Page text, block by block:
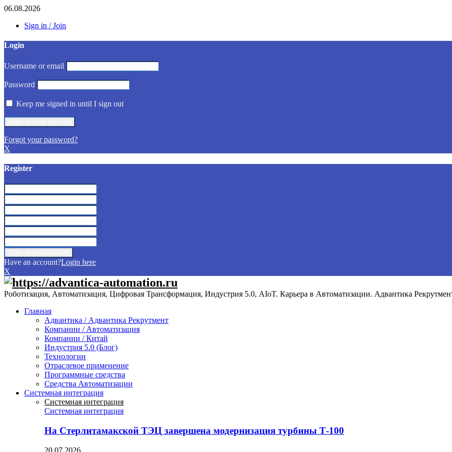
06.08.2026
Sign in / Join
Login
Username or email
Password
Keep me signed in until I sign out
Forgot your password?
X
Register
Have an account?Login here
X
Роботизация, Автоматизация, Цифровая Трансформация, Индустрия 5.0, AIoT. Карьера в Автоматизации. Адвантика
Главная
Адвантика / Адвантика Рекрутмент
Компании / Автоматизация
Компании / Китай
Индустрия 5.0 (Блог)
Технологии
Отраслевое применение
Программные средства
Средства Автоматизации
Системная интеграция
Системная интеграция
Системная интеграция
На Стерлитамакской ТЭЦ завершена модернизация турбины Т-100
20.07.2026